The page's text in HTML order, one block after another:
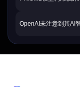
OpenAI未注意到其AI